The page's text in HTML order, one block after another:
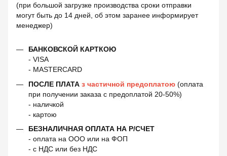
(при большой загрузке производства сроки отправки
могут быть до 14 дней, об этом заранее информирует
менеджер)
БАНКОВСКОЙ КАРТКОЮ
- VISA
- MASTERCARD
ПОСЛЕ ПЛАТА з частичной предоплатою (оплата
при получении заказа с предоплатой 20-50%)
- наличкой
- картою
БЕЗНАЛИЧНАЯ ОПЛАТА НА Р/СЧЕТ
- оплата на ООО или на ФОП
- с НДС или без НДС